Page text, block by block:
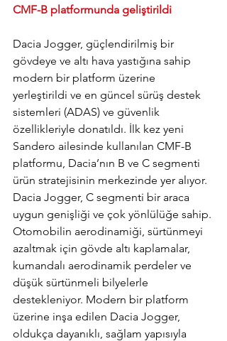
CMF-B platformunda geliştirildi
Dacia Jogger, güçlendirilmiş bir
gövdeye ve altı hava yastığına sahip
modern bir platform üzerine
yerleştirildi ve en güncel sürüş destek
sistemleri (ADAS) ve güvenlik
özellikleriyle donatıldı. İlk kez yeni
Sandero ailesinde kullanılan CMF-B
platformu, Dacia’nın B ve C segmenti
ürün stratejisinin merkezinde yer alıyor.
Dacia Jogger, C segmenti bir araca
uygun genişliği ve çok yönlülüğe sahip.
Otomobilin aerodinamiği, sürtünmeyi
azaltmak için gövde altı kaplamalar,
kumandalı aerodinamik perdeler ve
düşük sürtünmeli bilyelerle
destekleniyor. Modern bir platform
üzerine inşa edilen Dacia Jogger,
oldukça dayanıklı, sağlam yapısıyla